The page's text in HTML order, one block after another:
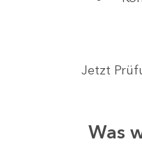
Jetzt
Was